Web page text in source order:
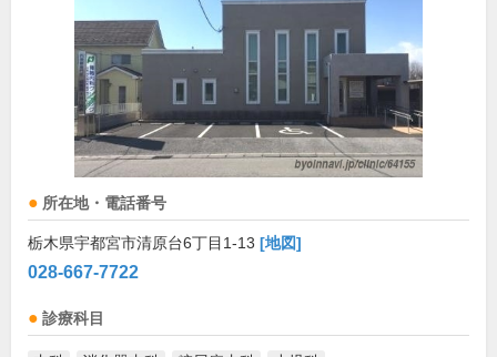
所在地・電話番号
栃木県宇都宮市清原台6丁目1-13 [地図]
028-667-7722
診療科目